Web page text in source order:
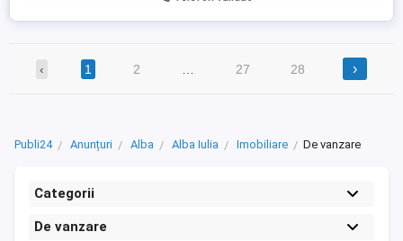
‹ 1 2 27 28 ›
Publi24 Anunțuri Alba Alba Iulia Imobiliare De vanzare
Categorii
De vanzare